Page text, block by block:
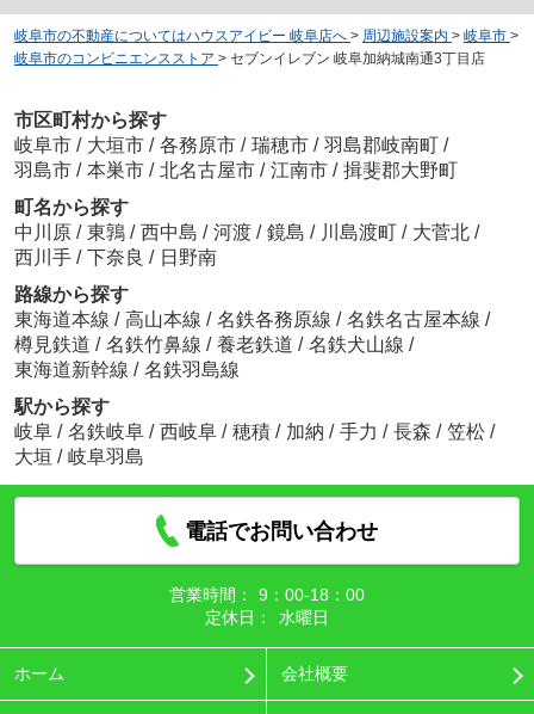
岐阜市の不動産についてはハウスアイビー 岐阜店へ > 周辺施設案内 > 岐阜市 >
岐阜市のコンビニエンスストア > セブンイレブン 岐阜加納城南通3丁目店
市区町村から探す
岐阜市 / 大垣市 / 各務原市 / 瑞穂市 / 羽島郡岐南町 /
羽島市 / 本巣市 / 北名古屋市 / 江南市 / 揖斐郡大野町
町名から探す
中川原 / 東鶉 / 西中島 / 河渡 / 鏡島 / 川島渡町 / 大菅北 /
西川手 / 下奈良 / 日野南
路線から探す
東海道本線 / 高山本線 / 名鉄各務原線 / 名鉄名古屋本線 /
樽見鉄道 / 名鉄竹鼻線 / 養老鉄道 / 名鉄犬山線 /
東海道新幹線 / 名鉄羽島線
駅から探す
岐阜 / 名鉄岐阜 / 西岐阜 / 穂積 / 加納 / 手力 / 長森 / 笠松 /
大垣 / 岐阜羽島
電話でお問い合わせ
営業時間：
9：00‐18：00
定休日：
水曜日
ホーム 会社概要